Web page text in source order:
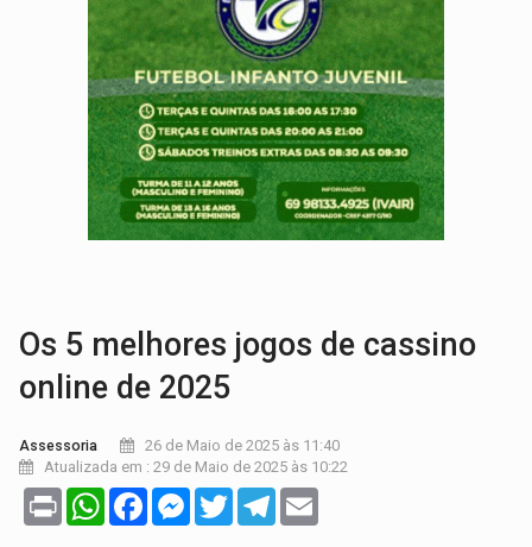
BAIRRO TEIXEIRÃO:MPF cobra regularização fundiária da
SUCESSO NA ABERTURA:2ª Feira Rondônia Empreendedora segue no Espaço
REESTRUTURAÇÃO:Secretário da Seinfra de Porto Velho pede
SAÚDE INDÍGENA:Pirahã terão consultas e exames especializados durante
ECONOMIA:Dia dos pais deve movimentar R$ 8,5 bilhões e RO
Os 5 melhores jogos de cassino
online de 2025
Assessoria
26 de Maio de 2025 às 11:40
Atualizada em : 29 de Maio de 2025 às 10:22
Print WhatsAppFacebookMessenger
TwitterTelegram